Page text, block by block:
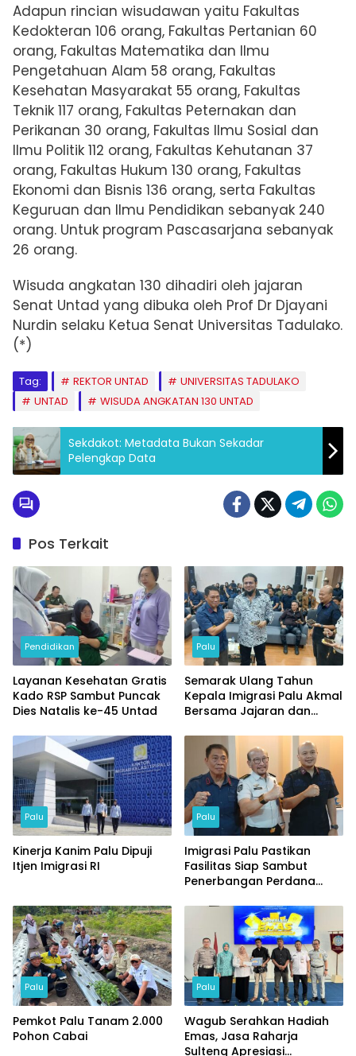
Adapun rincian wisudawan yaitu Fakultas
Kedokteran 106 orang, Fakultas Pertanian 60
orang, Fakultas Matematika dan Ilmu
Pengetahuan Alam 58 orang, Fakultas
Kesehatan Masyarakat 55 orang, Fakultas
Teknik 117 orang, Fakultas Peternakan dan
Perikanan 30 orang, Fakultas Ilmu Sosial dan
Ilmu Politik 112 orang, Fakultas Kehutanan 37
orang, Fakultas Hukum 130 orang, Fakultas
Ekonomi dan Bisnis 136 orang, serta Fakultas
Keguruan dan Ilmu Pendidikan sebanyak 240
orang. Untuk program Pascasarjana sebanyak
26 orang.
Wisuda angkatan 130 dihadiri oleh jajaran
Senat Untad yang dibuka oleh Prof Dr Djayani
Nurdin selaku Ketua Senat Universitas Tadulako.
(*)
Tag: REKTOR UNTAD
UNIVERSITAS TADULAKO
UNTAD
WISUDA ANGKATAN 130 UNTAD
Sekdakot: Metadata Bukan Sekadar
Pelengkap Data
Pos Terkait
Pendidikan
Layanan Kesehatan Gratis
Kado RSP Sambut Puncak
Dies Natalis ke-45 Untad
Palu
Semarak Ulang Tahun
Kepala Imigrasi Palu Akmal
Bersama Jajaran dan
Palu
Kinerja Kanim Palu Dipuji
Itjen Imigrasi RI
Palu
Imigrasi Palu Pastikan
Fasilitas Siap Sambut
Penerbangan Perdana
Palu
Pemkot Palu Tanam 2.000
Pohon Cabai
Palu
Wagub Serahkan Hadiah
Emas, Jasa Raharja
Sulteng Apresiasi